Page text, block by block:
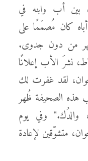
أب وابنه في
كان مُصمّمًا على
من دون جدوى.
نشرَ الأب إعلانًا
لقد غفرت لك
هذه الصحيفة ظُهر
وفي يوم
متشوّقين لإعادة